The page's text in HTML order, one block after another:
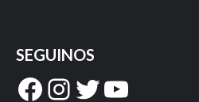
SEGUINOS
Facebook
Instagram
Twitter
YouTube